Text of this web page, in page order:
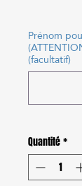
Prénom
(facultatif)
Quantité*